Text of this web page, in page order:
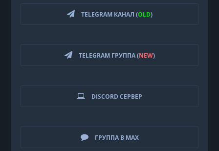
TELEGRAM КАНАЛ (OLD)
TELEGRAM ГРУППА (NEW)
DISCORD СЕРВЕР
ГРУППА В MAX